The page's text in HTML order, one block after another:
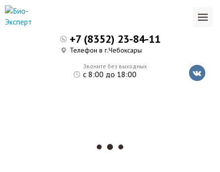
Звоните без выходных
с 8:00 до 18:00
+7 (8352) 23-84-11
Телефон в г.Чебоксары